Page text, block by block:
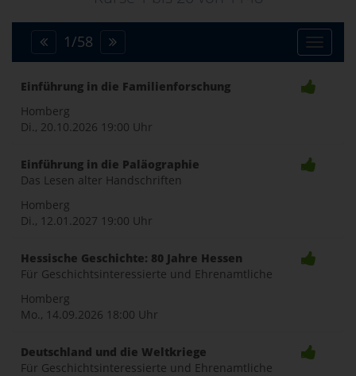
Toggle
1/58
Einführung in die Familienforschung
Homberg
Di., 20.10.2026 19:00 Uhr
Einführung in die Paläographie
Das Lesen alter Handschriften
Homberg
Di., 12.01.2027 19:00 Uhr
Hessische Geschichte: 80 Jahre Hessen
Für Geschichtsinteressierte und Ehrenamtliche
Homberg
Mo., 14.09.2026 18:00 Uhr
Deutschland und die Weltkriege
Für Geschichtsinteressierte und Ehrenamtliche